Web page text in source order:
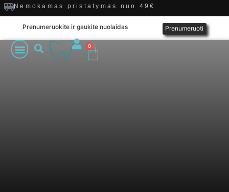
Nemokamas pristatymas nuo 49€
Prenumeruokite ir gaukite nuolaidas Prenumeruoti
0